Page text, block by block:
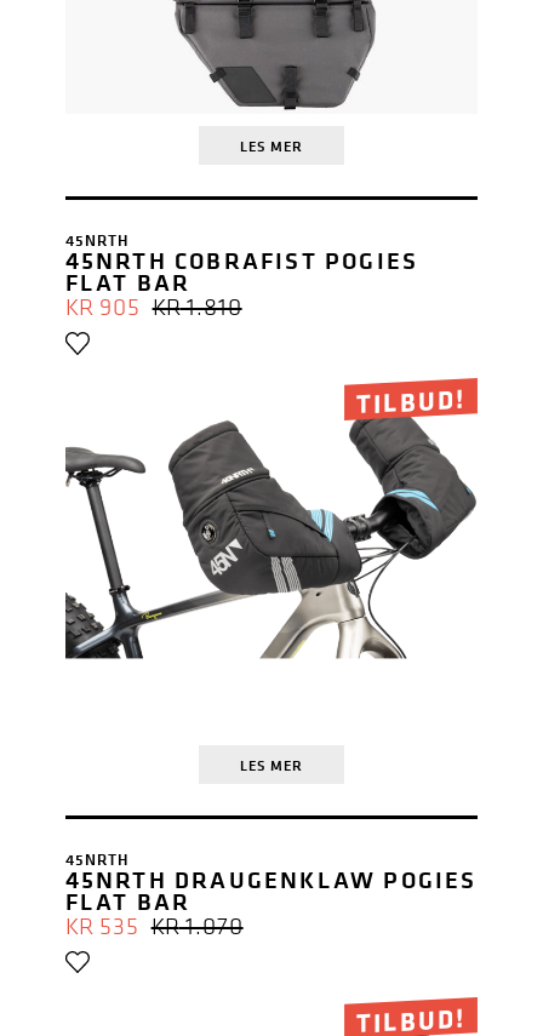
LES MER
TILBUD!
45NRTH
45NRTH COBRAFIST POGIES
FLAT BAR
KR1.810OPPRINNELIG
KR905
NÅVÆRENDE
LES MER
TILBUD!
45NRTH
45NRTH DRAUGENKLAW POGIES
FLAT BAR
KR1.070OPPRINNELIG
KR535
NÅVÆRENDE